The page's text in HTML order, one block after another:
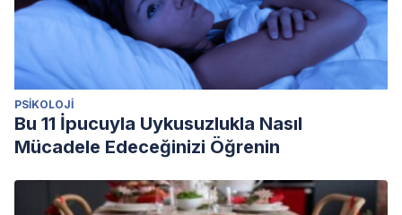
PSIKOLOJI
Bu 11 İpucuyla Uykusuzlukla Nasıl
Mücadele Edeceğinizi Öğrenin